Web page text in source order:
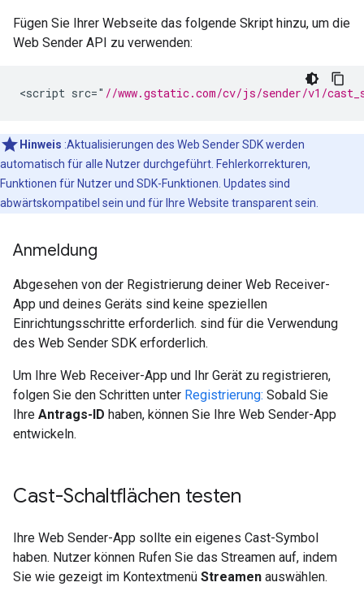
Fügen Sie Ihrer Webseite das folgende Skript hinzu, um die
Web Sender API zu verwenden:
<script src=" //www.gstatic.com/cv/js/sender/v1/
Hinweis :Aktualisierungen des Web Sender SDK werden
automatisch für alle Nutzer durchgeführt. Fehlerkorrekturen,
Funktionen für Nutzer und SDK-Funktionen. Updates sind
abwärtskompatibel sein und für Ihre Website transparent sein.
Anmeldung
Abgesehen von der Registrierung deiner Web Receiver-
App und deines Geräts sind keine speziellen
Einrichtungsschritte erforderlich. sind für die Verwendung
des Web Sender SDK erforderlich.
Um Ihre Web Receiver-App und Ihr Gerät zu registrieren,
folgen Sie den Schritten unter Registrierung: Sobald Sie
Ihre Antrags-ID haben, können Sie Ihre Web Sender-App
entwickeln.
Cast-Schaltflächen testen
Ihre Web Sender-App sollte ein eigenes Cast-Symbol
haben. Nutzer können Rufen Sie das Streamen auf, indem
Sie wie gezeigt im Kontextmenü Streamen auswählen.